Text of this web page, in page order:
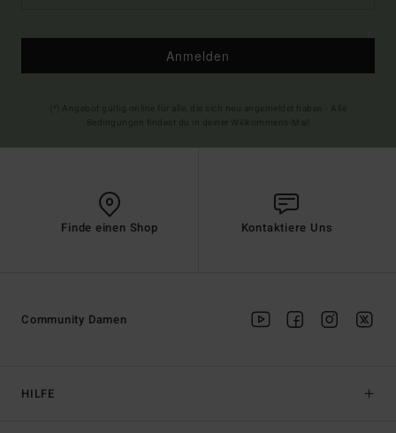
Anmelden
Finde einen Shop Kontaktiere Uns
HILFE
Community Damen